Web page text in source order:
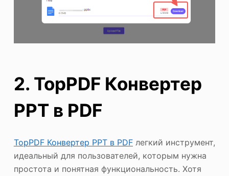
2. TopPDF Конвертер
PPT в PDF
TopPDF Конвертер PPT в PDFлегкий инструмент,
идеальный для пользователей, которым нужна
простота и понятная функциональность. Хотя